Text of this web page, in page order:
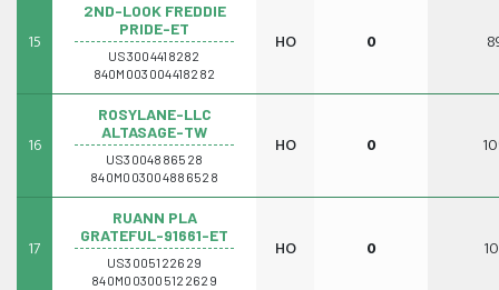
15
2ND-LOOK FREDDIE
PRIDE-ET
US3004418282
840M003004418282
HO 0
16
ROSYLANE-LLC
ALTASAGE-TW
US3004886528
840M003004886528
HO 0
17
RUANN PLA
GRATEFUL-91661-ET
US3005122629
840M003005122629
HO 0